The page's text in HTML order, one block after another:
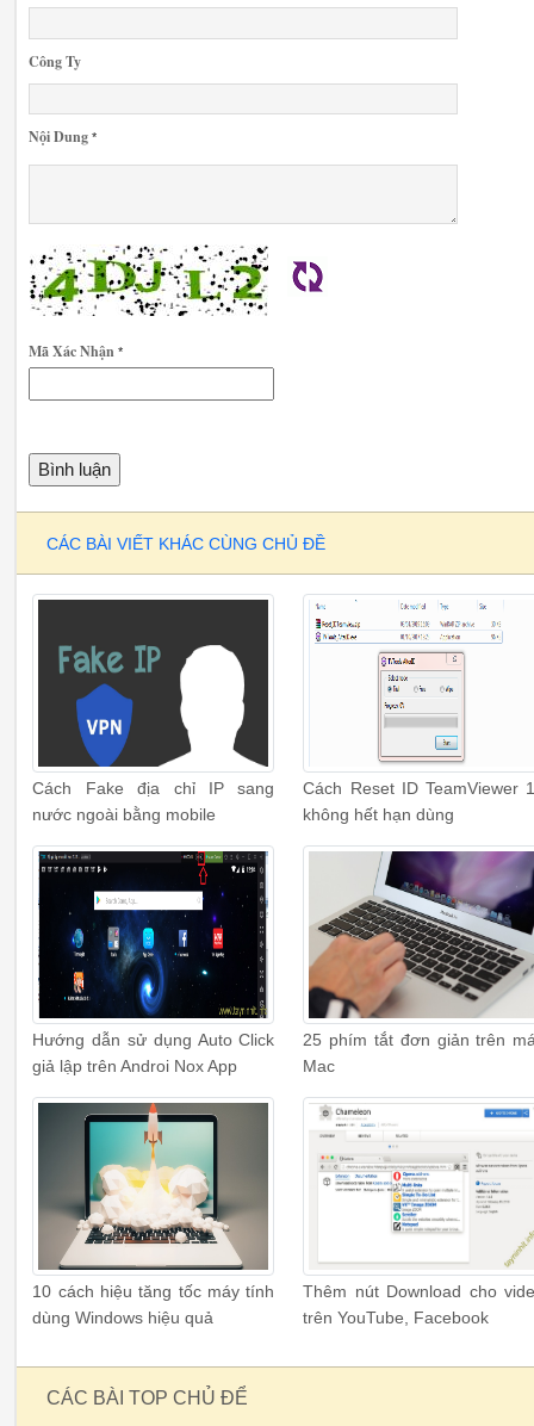
Công Ty
Nội Dung *
Mã Xác Nhận *
CÁC BÀI VIẾT KHÁC CÙNG CHỦ ĐỀ
Cách Fake địa chỉ IP sang
nước ngoài bằng mobile
Cách Reset ID TeamViewer
không hết hạn dùng
Hướng dẫn sử dụng Auto Click
giả lập trên Androi Nox App
25 phím tắt đơn giản trên
Mac
10 cách hiệu tăng tốc máy tính
dùng Windows hiệu quả
Thêm nút Download cho
trên YouTube, Facebook
CÁC BÀI TOP CHỦ ĐỂ